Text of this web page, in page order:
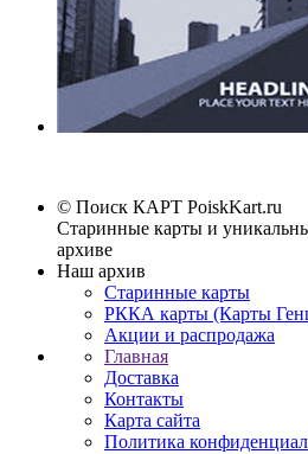
© Поиск КАРТ PoiskKart.ru
Старинные карты и
архиве
Наш архив
Старинные карты
РККА карты (Карты
Акции и распродажа
Главная
Доставка
Контакты
Карта сайта
Политика